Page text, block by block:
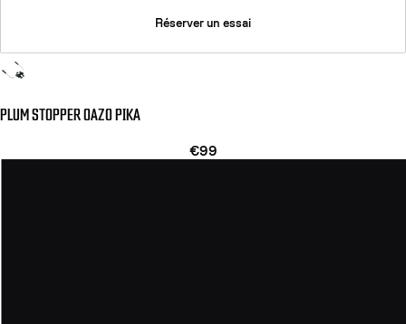
Réserver un essai
PLUM STOPPER OAZO PIKA
€99